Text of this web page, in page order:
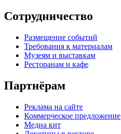
Сотрудничество
Размещение событий
Требования к материалам
Музеям и выставкам
Ресторанам и кафе
Партнёрам
Реклама на сайте
Коммерческое предложение
Медиа кит